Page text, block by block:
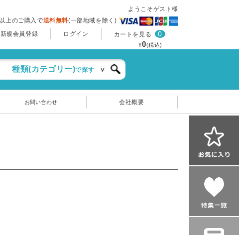
ようこそゲスト様
上のご購入で送料無料(一部地域を除く)
新規会員登録
ログイン カートを見る 0
¥0(税込)
種類(カテゴリー)で探す
お問い合わせ 会社概要